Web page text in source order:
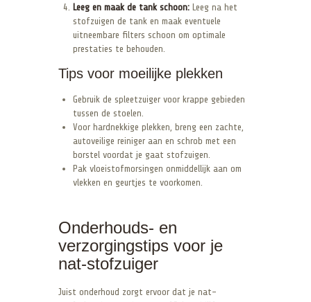
Leeg en maak de tank schoon: Leeg na het
stofzuigen de tank en maak eventuele
uitneembare filters schoon om optimale
prestaties te behouden.
Tips voor moeilijke plekken
Gebruik de spleetzuiger voor krappe gebieden
tussen de stoelen.
Voor hardnekkige plekken, breng een zachte,
autoveilige reiniger aan en schrob met een
borstel voordat je gaat stofzuigen.
Pak vloeistofmorsingen onmiddellijk aan om
vlekken en geurtjes te voorkomen.
Onderhouds- en
verzorgingstips voor je
nat-stofzuiger
Juist onderhoud zorgt ervoor dat je nat-